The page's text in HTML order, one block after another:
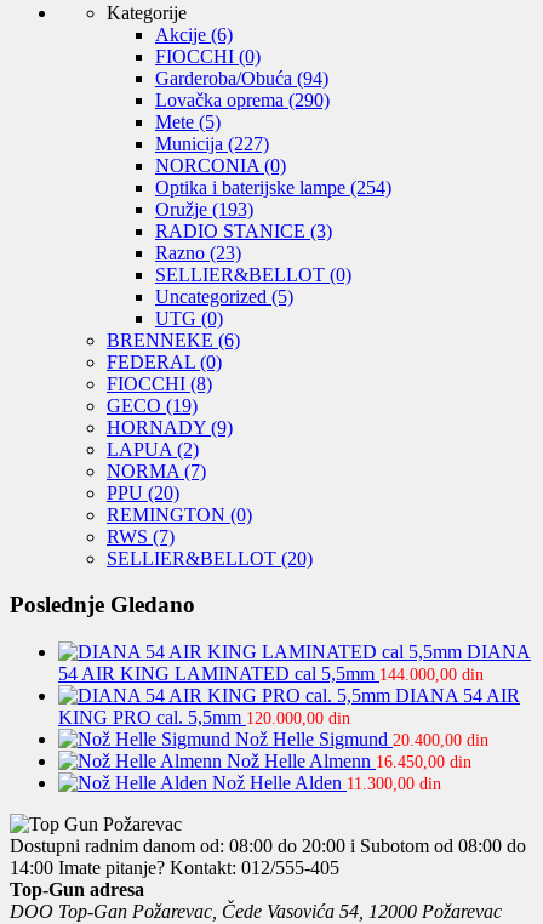
Kategorije
Akcije (6)
FIOCCHI (0)
Garderoba/Obuća (94)
Lovačka oprema (290)
Mete (5)
Municija (227)
NORCONIA (0)
Optika i baterijske lampe (254)
Oružje (193)
RADIO STANICE (3)
Razno (23)
SELLIER&BELLOT (0)
Uncategorized (5)
UTG (0)
BRENNEKE (6)
FEDERAL (0)
FIOCCHI (8)
GECO (19)
HORNADY (9)
LAPUA (2)
NORMA (7)
PPU (20)
REMINGTON (0)
RWS (7)
SELLIER&BELLOT (20)
Poslednje Gledano
DIANA
54 AIR KING LAMINATED cal 5,5mm 144.000,00 din
DIANA 54 AIR
KING PRO cal. 5,5mm 120.000,00 din
Nož Helle Sigmund 20.400,00 din
Nož Helle Almenn 16.450,00 din
Nož Helle Alden 11.300,00 din
Dostupni radnim danom od: 08:00 do 20:00 i Subotom od 08:00 do
14:00 Imate pitanje? Kontakt: 012/555-405
Top-Gun adresa
DOO Top-Gan Požarevac, Čede Vasovića 54, 12000 Požarevac